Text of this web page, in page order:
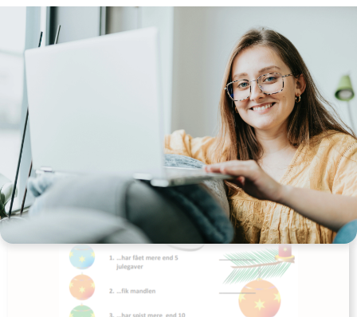
Jeg træner den lille divisionstabel
Udgives af: LærerNemt
0,00
Læs mere